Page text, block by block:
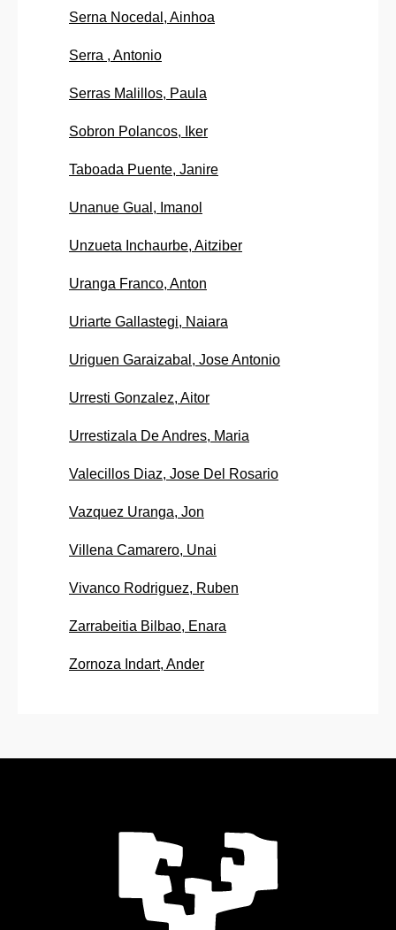
Serna Nocedal, Ainhoa
Serra , Antonio
Serras Malillos, Paula
Sobron Polancos, Iker
Taboada Puente, Janire
Unanue Gual, Imanol
Unzueta Inchaurbe, Aitziber
Uranga Franco, Anton
Uriarte Gallastegi, Naiara
Uriguen Garaizabal, Jose Antonio
Urresti Gonzalez, Aitor
Urrestizala De Andres, Maria
Valecillos Diaz, Jose Del Rosario
Vazquez Uranga, Jon
Villena Camarero, Unai
Vivanco Rodriguez, Ruben
Zarrabeitia Bilbao, Enara
Zornoza Indart, Ander